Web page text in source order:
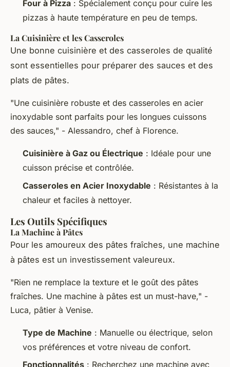
Four à Pizza : Spécialement conçu pour cuire les
pizzas à haute température en peu de temps.
La Cuisinière et les Casseroles
Une bonne cuisinière et des casseroles de qualité
sont essentielles pour préparer des sauces et des
plats de pâtes.
"Une cuisinière robuste et des casseroles en acier
inoxydable sont parfaits pour les longues cuissons
des sauces," - Alessandro, chef à Florence.
Cuisinière à Gaz ou Électrique : Idéale pour une
cuisson précise et contrôlée.
Casseroles en Acier Inoxydable : Résistantes à la
chaleur et faciles à nettoyer.
Les Outils Spécifiques
La Machine à Pâtes
Pour les amoureux des pâtes fraîches, une machine
à pâtes est un investissement valeureux.
"Rien ne remplace la texture et le goût des pâtes
fraîches. Une machine à pâtes est un must-have," -
Luca, pâtier à Venise.
Type de Machine : Manuelle ou électrique, selon
vos préférences et votre niveau de confort.
Fonctionnalités : Recherchez une machine avec